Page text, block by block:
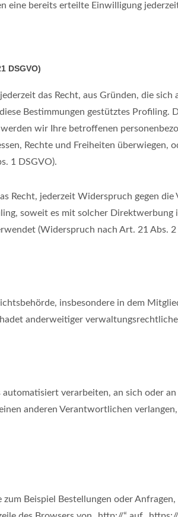
bereits erteilte Einwilligung
DSGVO)
das Recht, aus Gründen, die sich
Bestimmungen gestütztes Profiling.
wir Ihre betroffenen
Rechte und Freiheiten überwiegen,
1 DSGVO).
Recht, jederzeit Widerspruch gegen
soweit es mit solcher
(Widerspruch nach Art. 21 Abs. 2
insbesondere in dem
anderweitiger
verarbeiten, an sich oder
anderen Verantwortlichen
Beispiel Bestellungen oder